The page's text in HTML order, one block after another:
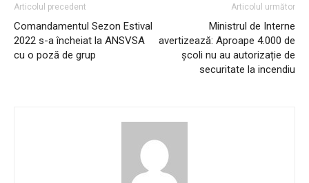
Articolul precedent
Comandamentul Sezon Estival
2022 s-a încheiat la ANSVSA
cu o poză de grup
Articolul următor
Ministrul de Interne
avertizează: Aproape 4.000 de
școli nu au autorizație de
securitate la incendiu